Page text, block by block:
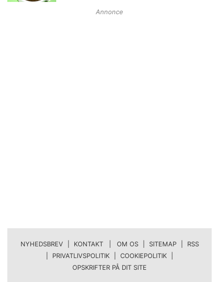
Annonce
NYHEDSBREV KONTAKT | OM OS SITEMAP
RSS
PRIVATLIVSPOLITIK COOKIEPOLITIK
OPSKRIFTER PÅ DIT SITE